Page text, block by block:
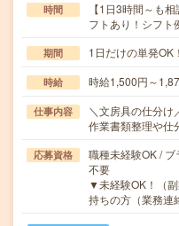
時間
【1日3時間～も
フトあり！シフ
期間 1日だけの単発
時給 時給1,500円～
仕事内容
＼文房具の仕分け
作業書類整理や
応募資格
職種未経験OK /
不要
▼未経験OK！（
持ちの方（業務